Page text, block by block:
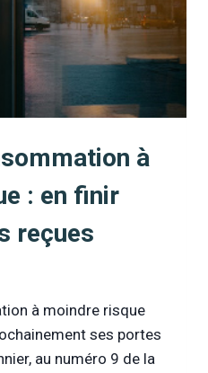
à
: en finir
reçues
à moindre risque
ses portes
au numéro 9 de la